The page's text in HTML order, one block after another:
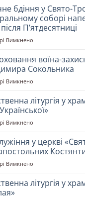
бдіння у Свято-
соборі
після Пʼятдесятниці
Вимкнено
бдіння
у
Свято-
соборі
напередодні
Пʼятдесятниці
воїна-
Сокольника
Вимкнено
поховання
воїна-
захисника
Сокольника
літургія у
Вимкнено
літургія
у
храмі
землі
Української»
у церкві
Вимкнено
у
церкві
літургія у